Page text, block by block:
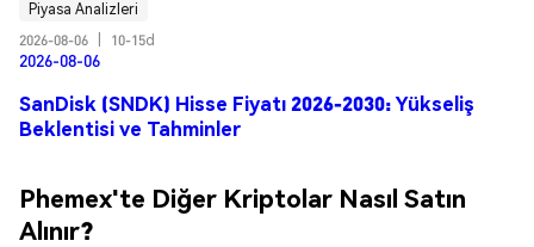
Piyasa Analizleri
2026-08-06
10-15d
2026-08-06
SanDisk (SNDK) Hisse Fiyatı 2026-2030: Yükseliş
Beklentisi ve Tahminler
Phemex'te Diğer Kriptolar Nasıl Satın
Alınır?